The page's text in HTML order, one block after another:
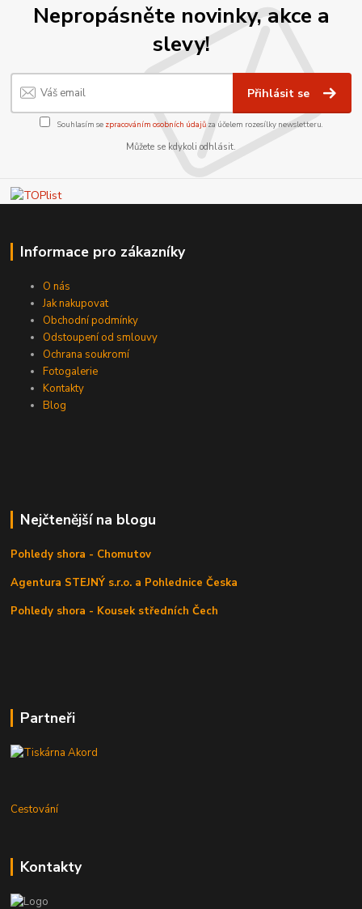
Nepropásněte novinky, akce a
slevy!
Přihlásit se
Souhlasím se zpracováním osobních údajůza účelem rozesílky newsletteru.
Můžete se kdykoli odhlásit.
Informace pro zákazníky
O nás
Jak nakupovat
Obchodní podmínky
Odstoupení od smlouvy
Ochrana soukromí
Fotogalerie
Kontakty
Blog
Nejčtenější na blogu
Pohledy shora - Chomutov
Agentura STEJNÝ s.r.o. a Pohlednice Česka
Pohledy shora - Kousek středních Čech
Partneři
Cestování
Kontakty